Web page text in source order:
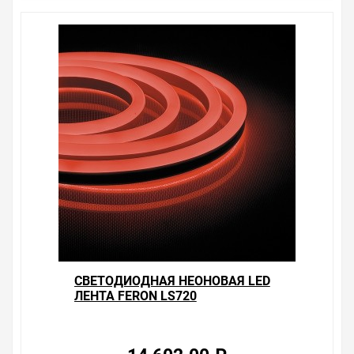
магазинах купить сложно. Ассортимент – это то, чему
мы уделяем особое внимание. Кроме того, ставка
делается на безопасность и качество продукции. Так
же цена - 14 602.00 ₽ может быть для Вас и ниже так
как у нас действуют хорошие скидки для оптовых
покупателей.
Мы предлагаем большой выбор товаров из категории
Лента светодиодная неоновая 12V и 220V IP67 и IP68
по хорошим ценам. Уверены, что вы найдете на нашем
сайте именно то, что искали, потратив на это минимум
времени. Есть поиск по позициям.
поставщиками, продаем товар от давно
зарекомендовавших себя брендов.
вариантов, вы всегда можете выбрать наиболее
CВЕТОДИОДНАЯ НЕОНОВАЯ LED
ЛЕНТА FERON LS720